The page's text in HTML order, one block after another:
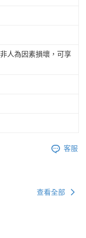
人為因素損壞，可享
客服
查看全部